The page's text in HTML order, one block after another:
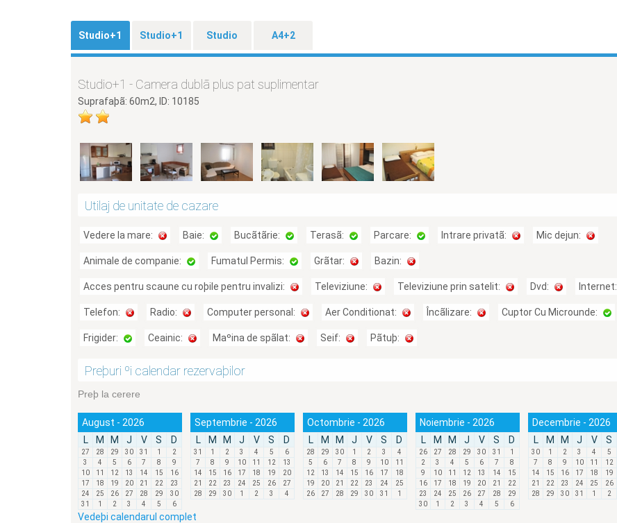
Studio+1 Studio+1 Studio A4+2
Studio+1 - Camera dublã plus pat suplimentar
Suprafaþã: 60m2, ID: 10185
Utilaj de unitate de cazare
Vedere la mare: Baie: Bucãtãrie: Terasã: Parcare: Intrare privatã: Mic dejun:
Animale de companie: Fumatul Permis: Grãtar: Bazin:
Acces pentru scaune cu roþile pentru invalizi: Televiziune: Televiziune prin satelit: Dvd: Internet:
Telefon: Radio: Computer personal: Aer Conditionat: Încãlizare: Cuptor Cu Microunde:
Frigider: Ceainic: Maºina de spãlat: Seif: Pãtuþ:
Preþuri ºi calendar rezervaþilor
Preþ la cerere
August - 2026
L
M M J V S D
27 28 29 30 31 1
2
3
4 5 6 7 8
9
10
11 12 13 14 15
16
17
18 19 20 21 22
23
24
25 26 27 28 29
30
31
1 2 3 4 5 6
Septembrie - 2026
L
M M J V S D
31 1 2 3 4 5
6
7
8 9 10 11 12
13
14
15 16 17 18 19
20
21
22 23 24 25 26
27
28
29 30 1 2 3 4
Octombrie - 2026
L
M M J V S D
28 29 30 1 2 3
4
5
6 7 8 9 10
11
12
13 14 15 16 17
18
19
20 21 22 23 24
25
26
27 28 29 30 31 1
Noiembrie - 2026
L
M M J V S D
26 27 28 29 30 31
1
2
3 4 5 6 7
8
9
10 11 12 13 14
15
16
17 18 19 20 21
22
23
24 25 26 27 28
29
30
1 2 3 4 5 6
Decembrie - 2026
L
M M J V S
30 1 2 3 4 5
7
8 9 10 11 12
14
15 16 17 18 19
21
22 23 24 25 26
28
29 30 31 1 2
Vedeþi calendarul complet